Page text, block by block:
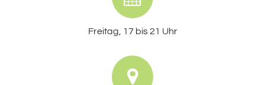
Freitag, 17 bis 21 Uhr